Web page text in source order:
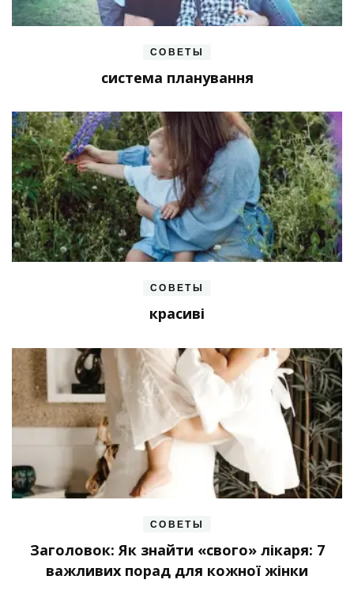
СОВЕТЫ
система планування
СОВЕТЫ
красиві
СОВЕТЫ
Заголовок: Як знайти «свого» лікаря: 7
важливих порад для кожної жінки